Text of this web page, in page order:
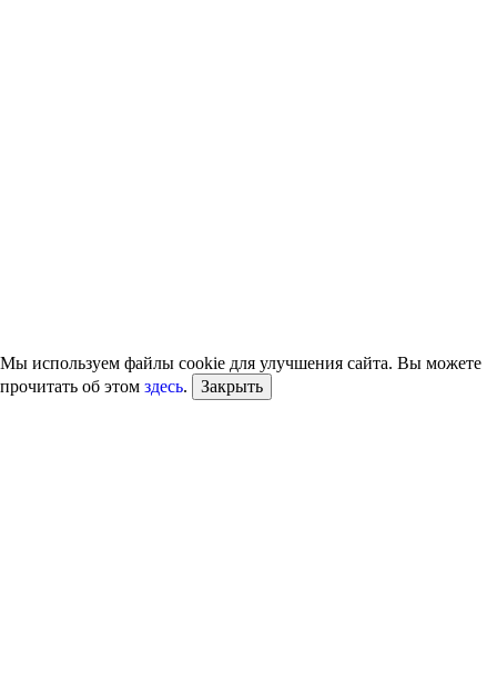
Мы используем файлы cookie для улучшения сайта. Вы можете
прочитать об этом здесь. Закрыть